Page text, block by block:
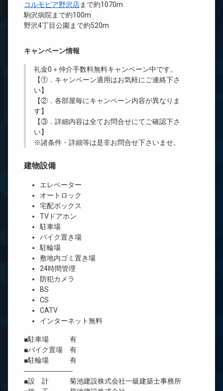
コルモピア野沢店まで約1070m
駒沢病院まで約100m
野沢4丁目公園まで約520m
キャンペーン情報
礼金0 ＋仲介手数料無料キャンペーン中です。
【①．キャンペーン適用はお気軽にご連絡下さ
い】
【②．各部屋毎にキャンペーン内容が異なりま
す】
【③．詳細内容は全てお問合せにてご確認下さ
い】
※諸条件・詳細等は是非お問合せ下さいませ。
建物設備
エレベーター
オートロック
宅配ボックス
TVドアホン
駐車場
バイク置き場
駐輪場
敷地内ゴミ置き場
24時間管理
防犯カメラ
BS
CS
CATV
インターネット無料
■駐車場 有
■バイク置場 有
■駐輪場 有
―――――――
■設 計 菊池建設株式会社一級建築士事務所